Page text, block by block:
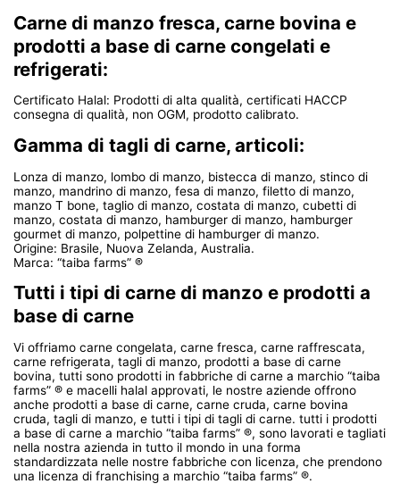
Carne di manzo fresca, carne bovina e
prodotti a base di carne congelati e
refrigerati:
Certificato Halal: Prodotti di alta qualità, certificati HACCP
consegna di qualità, non OGM, prodotto calibrato.
Gamma di tagli di carne, articoli:
Lonza di manzo, lombo di manzo, bistecca di manzo, stinco di
manzo, mandrino di manzo, fesa di manzo, filetto di manzo,
manzo T bone, taglio di manzo, costata di manzo, cubetti di
manzo, costata di manzo, hamburger di manzo, hamburger
gourmet di manzo, polpettine di hamburger di manzo.
Origine: Brasile, Nuova Zelanda, Australia.
Marca: “taiba farms” ®
Tutti i tipi di carne di manzo e prodotti a
base di carne
Vi offriamo carne congelata, carne fresca, carne raffrescata,
carne refrigerata, tagli di manzo, prodotti a base di carne
bovina, tutti sono prodotti in fabbriche di carne a marchio “taiba
farms” ® e macelli halal approvati, le nostre aziende offrono
anche prodotti a base di carne, carne cruda, carne bovina
cruda, tagli di manzo, e tutti i tipi di tagli di carne. tutti i prodotti
a base di carne a marchio “taiba farms” ®, sono lavorati e tagliati
nella nostra azienda in tutto il mondo in una forma
standardizzata nelle nostre fabbriche con licenza, che prendono
una licenza di franchising a marchio “taiba farms” ®.